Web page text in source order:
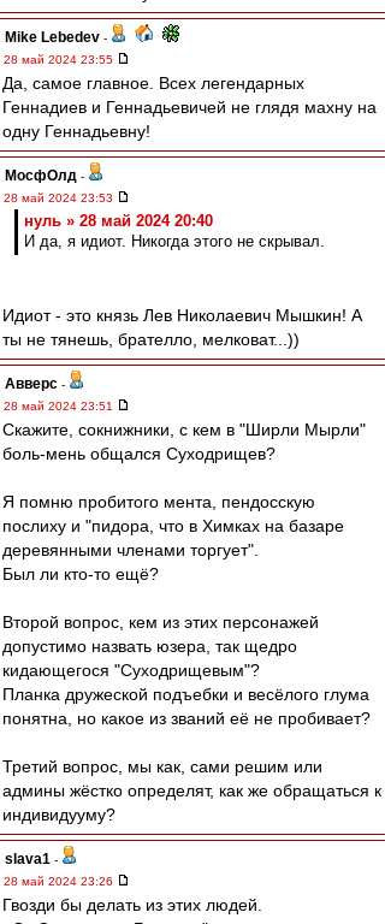
Mike Lebedev -
28 май 2024 23:55
Да, самое главное. Всех легендарных
Геннадиев и Геннадьевичей не глядя махну на
одну Геннадьевну!
МосфОлд -
28 май 2024 23:53
нуль » 28 май 2024 20:40
И да, я идиот. Никогда этого не скрывал.
Идиот - это князь Лев Николаевич Мышкин! А
ты не тянешь, брателло, мелковат...))
Авверс -
28 май 2024 23:51
Скажите, сокнижники, с кем в "Ширли Мырли"
боль-мень общался Суходрищев?
Я помню пробитого мента, пендосскую
послиху и "пидора, что в Химках на базаре
деревянными членами торгует".
Был ли кто-то ещё?
Второй вопрос, кем из этих персонажей
допустимо назвать юзера, так щедро
кидающегося "Суходрищевым"?
Планка дружеской подъебки и весёлого глума
понятна, но какое из званий её не пробивает?
Третий вопрос, мы как, сами решим или
админы жёстко определят, как же обращаться к
индивидууму?
slava1 -
28 май 2024 23:26
Гвозди бы делать из этих людей.